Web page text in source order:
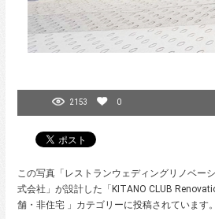
2153 0
この写真「レストランウェディングリノベー
式会社」が設計した「KITANO CLUB
舗・非住宅 」カテゴリーに投稿されています。